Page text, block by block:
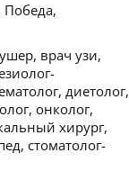
Победа,
врач узи,
диетолог,
онколог,
хирург,
стоматолог-